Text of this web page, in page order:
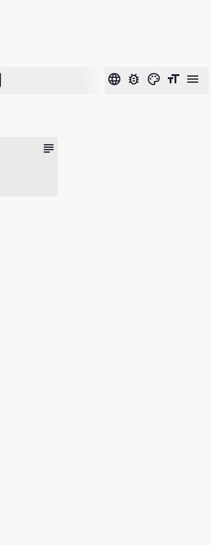
language bug_report color_lens format_size menu
subject